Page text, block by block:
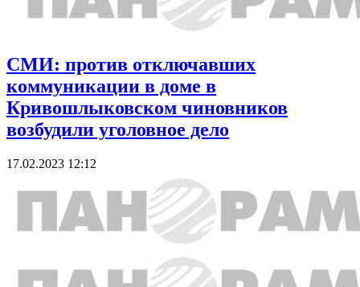
СМИ: против отключавших
коммуникации в доме в
Кривошлыковском чиновников
возбудили уголовное дело
17.02.2023 12:12